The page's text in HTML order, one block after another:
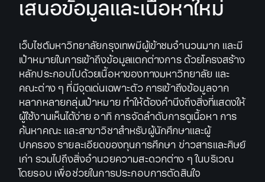
เสนอข้อมูลและเนื้อหาใหม่
เว็บไซต์มหาวิทยาลัยกรุงเทพมีผู้เข้าชมจำนวนมาก และมี
เป้าหมายในการเข้าถึงข้อมูลแตกต่างการ ด้วยโครงสร้าง
หลักประกอบไปด้วยเนื้อหาของทางมหาวิทยาลัย และ
คณะต่าง ๆ ที่มีจุดเด่นเฉพาะตัว การเข้าถึงข้อมูลจาก
หลากหลายกลุ่มเป้าหมาย ทำให้ต้องคำนึงถึงสิ่งที่แสดงให้
ผู้ใช้งานเห็นได้ง่าย อาทิ การจัดลำดับการดูเนื้อหา การ
ค้นหาคณะ และสาขาวิชาสำหรับผู้นักศึกษาและผู้
ปกครอง รายละเอียดของทุนการศึกษา ข่าวสารและศิษย์
เก่า รวมไปถึงสิ่งอำนวยความสะดวกต่าง ๆ ในบริเวณ
โดยรอบ เพื่อช่วยในการประกอบการตัดสินใจ